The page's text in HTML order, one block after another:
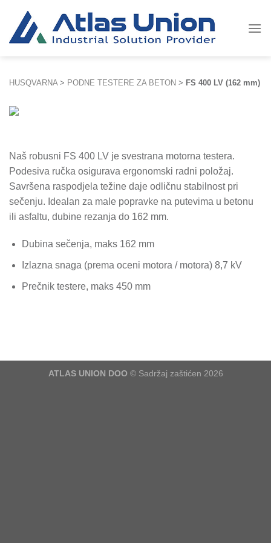
content
HUSQVARNA> PODNE TESTERE ZA BETON > FS 400 LV (162 mm)
Naš robusni FS 400 LV je svestrana motorna testera.
Podesiva ručka osigurava ergonomski radni položaj.
Savršena raspodjela težine daje odličnu stabilnost pri
sečenju. Idealan za male popravke na putevima u betonu
ili asfaltu, dubine rezanja do 162 mm.
Dubina sečenja, maks 162 mm
Izlazna snaga (prema oceni motora / motora) 8,7 kV
Prečnik testere, maks 450 mm
ATLAS UNION DOO © Sadržaj zaštićen 2026